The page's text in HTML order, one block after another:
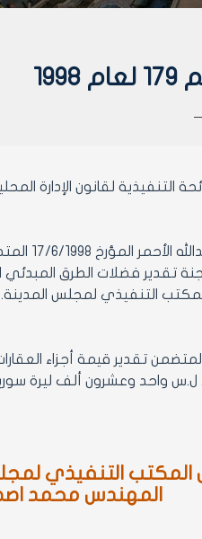
قانون الإدارة المحلية الصادر بالمرسوم التشريعي رقم 15 لعام 1971 واللائحة
17/6/1998 المتضمن:
تقدير فضلات الطرق
على تصديق ضبط لجنة تقدير فضلات الطرق المبدئي المؤرخ 18/6/1998 والمتضمن
المكتب التنفيذي
المهندس محمد